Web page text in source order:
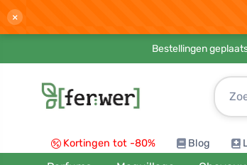
×
Bestellingen
Kortingen tot -80% Blog